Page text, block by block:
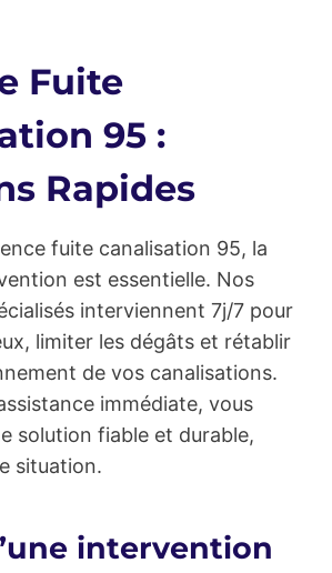
Fuite
95 :
Rapides
fuite canalisation 95, la
est essentielle. Nos
interviennent 7j/7 pour
limiter les dégâts et rétablir
de vos canalisations.
immédiate, vous
solution fiable et durable,
situation.
intervention